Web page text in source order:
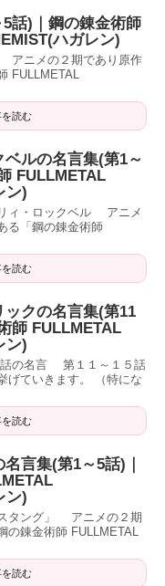
話)｜鋼の錬金術師
ハガレン)
アニメの２期であり原作
FULLMETAL
読む
ルの名言集(第1～
FULLMETAL
ン)
ィ・ロックベル アニメ
る「鋼の錬金術師
読む
クの名言集(第11
師 FULLMETAL
ン)
話の名言 第１１～１５話
げていきます。 （特にな
読む
言集(第1～5話)｜
ン)
タング」 アニメの２期
の錬金術師 FULLMETAL
読む